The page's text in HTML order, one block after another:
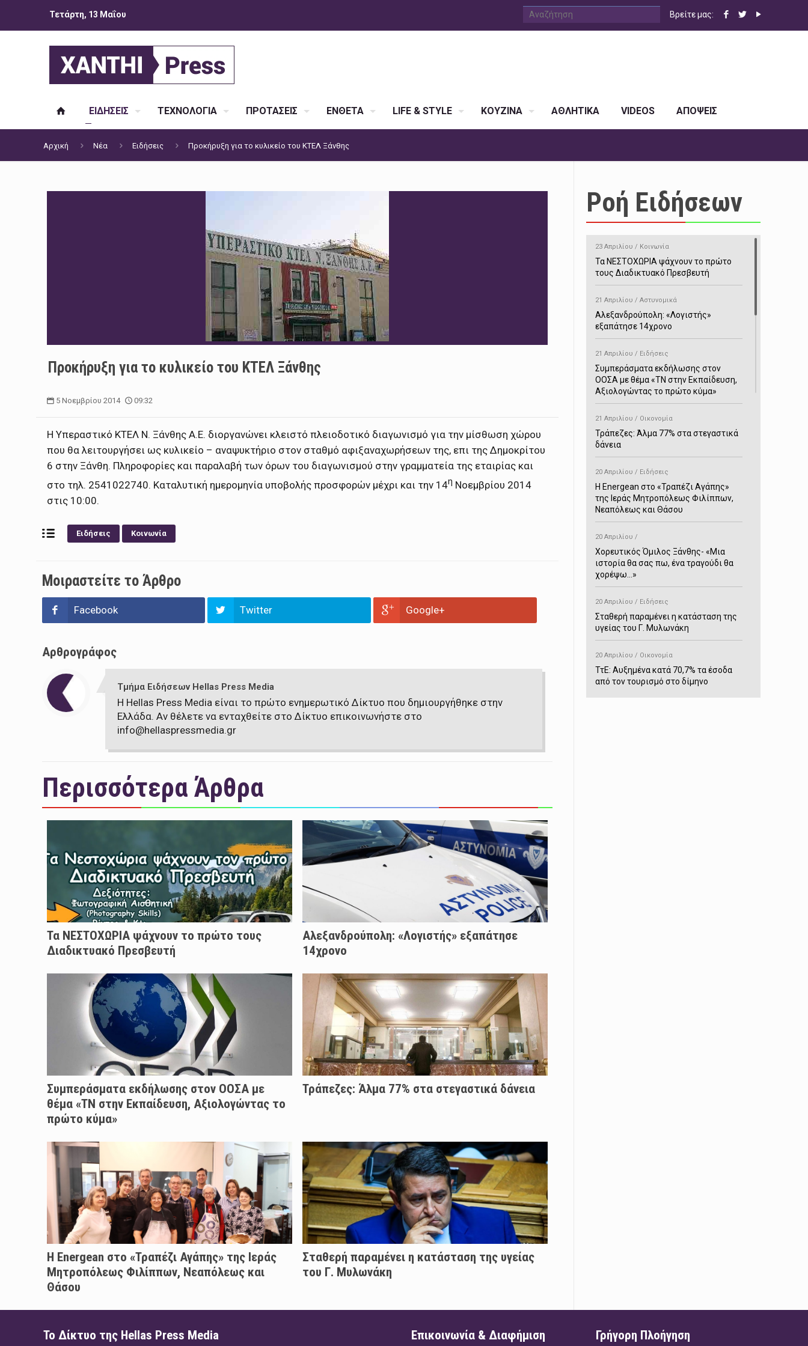
Τετάρτη, 13 Μαΐου Βρείτε μας:
ΕΙΔΗΣΕΙΣ ΤΕΧΝΟΛΟΓΙΑ ΠΡΟΤΑΣΕΙΣ ΕΝΘΕΤΑ LIFE & STYLE ΚΟΥΖΙΝΑ ΑΘΛΗΤΙΚΑ VIDEOS ΑΠΟΨΕΙΣ
Αρχική Νέα Ειδήσεις Προκήρυξη για το κυλικείο του ΚΤΕΛ Ξάνθης
Προκήρυξη για το κυλικείο του ΚΤΕΛ Ξάνθης
5 Νοεμβρίου 2014 09:32
Η Υπεραστικό ΚΤΕΛ Ν. Ξάνθης Α.Ε. διοργανώνει κλειστό πλειοδοτικό διαγωνισμό για την μίσθωση χώρου
που θα λειτουργήσει ως κυλικείο – αναψυκτήριο στον σταθμό αφιξαναχωρήσεων της, επι της Δημοκρίτου
6 στην Ξάνθη. Πληροφορίες και παραλαβή των όρων του διαγωνισμού στην γραμματεία της εταιρίας και
στο τηλ. 2541022740. Καταλυτική ημερομηνία υποβολής προσφορών μέχρι και την 14η Νοεμβρίου 2014
στις 10:00.
Ειδήσεις Κοινωνία
Μοιραστείτε το Άρθρο
Facebook Twitter Google+
Αρθρογράφος
Τμήμα Ειδήσεων Hellas Press Media
Η Hellas Press Media είναι το πρώτο ενημερωτικό Δίκτυο που δημιουργήθηκε στην
Ελλάδα. Αν θέλετε να ενταχθείτε στο Δίκτυο επικοινωνήστε στο
info@hellaspressmedia.gr
Περισσότερα Άρθρα
Τα ΝΕΣΤΟΧΩΡΙΑ ψάχνουν το πρώτο τους
Διαδικτυακό Πρεσβευτή
Αλεξανδρούπολη: «Λογιστής» εξαπάτησε
14χρονο
Συμπεράσματα εκδήλωσης στον ΟΟΣΑ με
θέμα «ΤΝ στην Εκπαίδευση, Αξιολογώντας το
πρώτο κύμα»
Τράπεζες: Άλμα 77% στα στεγαστικά δάνεια
H Energean στο «Τραπέζι Αγάπης» της Ιεράς
Μητροπόλεως Φιλίππων, Νεαπόλεως και
Θάσου
Σταθερή παραμένει η κατάσταση της υγείας
του Γ. Μυλωνάκη
Ροή Ειδήσεων
23 Απριλίου / Κοινωνία
Τα ΝΕΣΤΟΧΩΡΙΑ ψάχνουν το πρώτο
τους Διαδικτυακό Πρεσβευτή
21 Απριλίου / Αστυνομικά
Αλεξανδρούπολη: «Λογιστής»
εξαπάτησε 14χρονο
21 Απριλίου / Ειδήσεις
Συμπεράσματα εκδήλωσης στον
ΟΟΣΑ με θέμα «ΤΝ στην Εκπαίδευση,
Αξιολογώντας το πρώτο κύμα»
21 Απριλίου / Οικονομία
Τράπεζες: Άλμα 77% στα στεγαστικά
δάνεια
20 Απριλίου / Ειδήσεις
H Energean στο «Τραπέζι Αγάπης»
της Ιεράς Μητροπόλεως Φιλίππων,
Νεαπόλεως και Θάσου
20 Απριλίου /
Χορευτικός Όμιλος Ξάνθης- «Mια
ιστορία θα σας πω, ένα τραγούδι θα
χορέψω…»
20 Απριλίου / Ειδήσεις
Σταθερή παραμένει η κατάσταση της
υγείας του Γ. Μυλωνάκη
20 Απριλίου / Οικονομία
ΤτΕ: Αυξημένα κατά 70,7% τα έσοδα
από τον τουρισμό στο δίμηνο
Κλιμακώνουν τις κινητοποιήσεις
τους οι κτηνοτρόφοι της Λέσβου
Το Δίκτυο της Hellas Press Media Επικοινωνία & Διαφήμιση Γρήγορη Πλοήγηση